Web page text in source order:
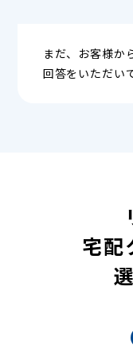
まだ、お客様か
回答をいただい
宅配